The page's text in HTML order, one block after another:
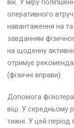
оперативного
навантаження на
завданням
на щоденну
отримує
(фізичні вправи).
Допомога
віці. У середньому
тижні. У цей